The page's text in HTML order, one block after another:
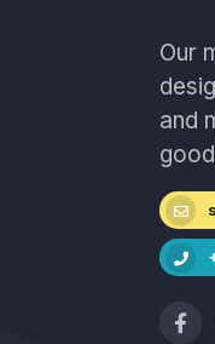
Our
and